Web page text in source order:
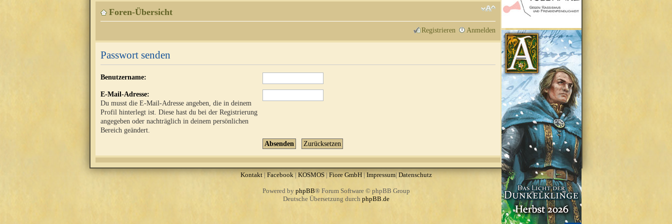
Foren-Übersicht
Registrieren Anmelden
Passwort senden
Benutzername:
E-Mail-Adresse:
Du musst die E-Mail-Adresse angeben, die in deinem
Profil hinterlegt ist. Diese hast du bei der Registrierung
angegeben oder nachträglich in deinem persönlichen
Bereich geändert.
Kontakt|Facebook | KOSMOS| Fiore GmbH| Impressum| Datenschutz
Powered by phpBB® Forum Software © phpBB Group
Deutsche Übersetzung durch phpBB.de